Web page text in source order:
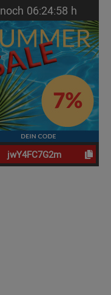
noch 06:24:57 h
jwY4FC7G2m